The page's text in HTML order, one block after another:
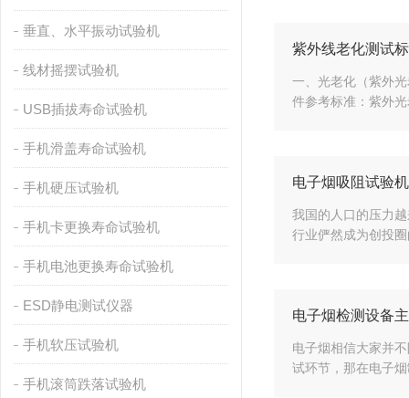
垂直、水平振动试验机
线材摇摆试验机
USB插拔寿命试验机
手机滑盖寿命试验机
手机硬压试验机
手机卡更换寿命试验机
手机电池更换寿命试验机
ESD静电测试仪器
手机软压试验机
手机滚筒跌落试验机
紫外线老化测试
一、光老化（紫外
件参考标准：紫外
电子烟吸阻试验
我国的人口的压力
行业俨然成为创投
电子烟检测设备
电子烟相信大家并
试环节，那在电子